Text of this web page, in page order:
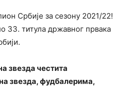
Србије за сезону 2021/22!
33. титула државног првака
звезда честита
звезда, фудбалерима,